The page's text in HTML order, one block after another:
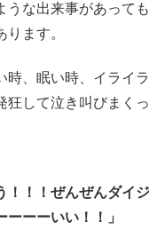
うな出来事があって
ます。
時、眠い時、イライ
狂して泣き叫びまくっ
！！！ぜんぜんダイ
ーーーいい！！」